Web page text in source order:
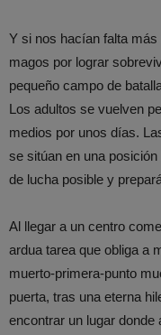
Y si nos hacían falta
magos por lograr
pequeño campo de
Los adultos se vuelven
medios por unos días.
se sitúan en una
de lucha posible y
Al llegar a un centro
ardua tarea que obliga a
muerto-primera-punto
puerta, tras una eterna
encontrar un lugar